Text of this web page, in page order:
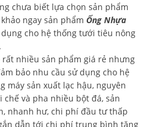
chưa biết lựa chọn sản phẩm
ngay sản phẩm Ống Nhựa
cho hệ thống tưới tiêu nông
nhiều sản phẩm giá rẻ nhưng
bảo nhu cầu sử dụng cho hệ
máy sản xuất lạc hậu, nguyên
và pha nhiều bột đá, sản
nhanh hư, chi phí đầu tư thấp
dẫn tới chi phí trung bình tăng